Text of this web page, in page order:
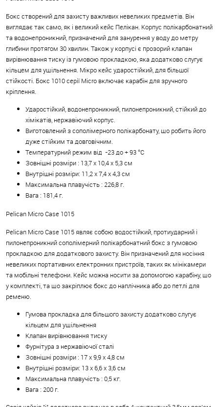
Бокс створений для захисту важливих невеликих предметів. Він
виглядає так само, як і великий кейс Пелікан. Корпус полікарбонатний
та водонепроникний, призначений для занурення у воду до метру
глибини протягом 30 хвилин. Також у корпусі є прозорий клапан
вирівнювання тиску із гумовою прокладкою, яка додатково слугує
кільцем для ущільнення. Мікро кейс ударостійкий, для більшої
стійкості. Бокс 1010 серії Micro включає карабін для зручного
кріплення.
Ударостійкий, водонепроникний, пилонепроникний, стійкий до
хімікатів, нержавіючий корпус.
Виготовлений з сополімерного полікарбонату, що робить його
дуже стійким та довговічним.
Температурний режим від -23 до + 93 °C
Зовнішні розміри : 13,7 х 10,4 х 5,3 см
Внутрішні розміри: 11,2 х 7,4 х 4,3 см
Максимальна плавучість : 226,8 г.
Вага : 181,4 г.
Pelican Micro Case 1015
Pelican Micro Case 1015 являє собою водостійкий, протиударний і
пилонепроникний сополімерний полікарбонатний бокс з гумовою
прокладкою для додаткового захисту. Він призначений для носіння
невеликих портативних електронних пристроїв, таких як мінікамери
та мобільні телефони. Кейс можна носити за допомогою карабіну, що
у комплекті, та що закріплює бокс до наплічника або до петлі для
ременю.
Гумова прокладка для більшого захисту додатково слугує
кільцем для ущільнення
Клапан вирівнювання тиску
Фурнітура з нержавіючої сталі
Зовнішні розміри : 17 x 9,9 x 4,8 см
Внутрішні розміри: 13 x 6,6 x 3,6 см
Максимальна плавучість : 0,5 кг.
Вага : 200 г.